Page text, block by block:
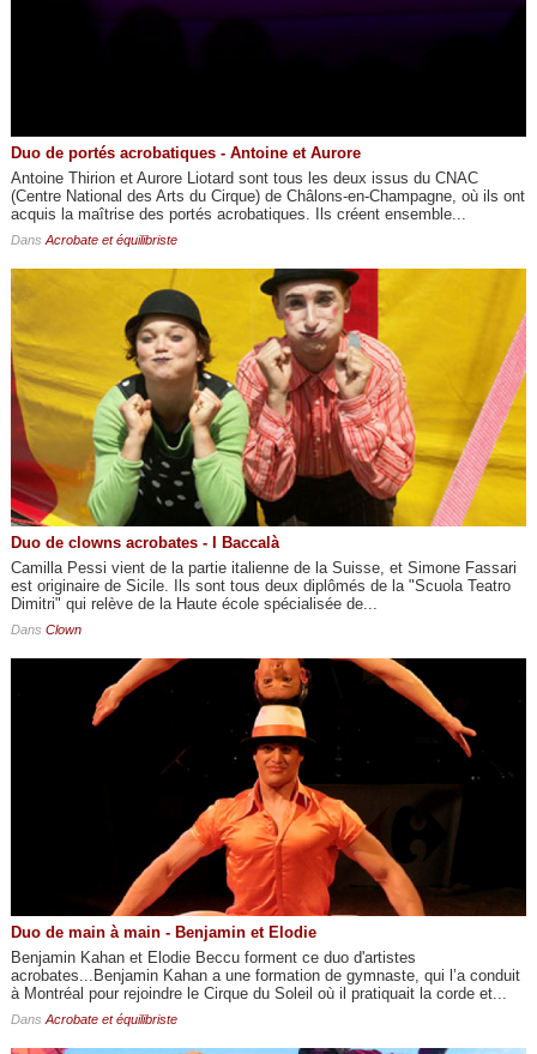
Duo de portés acrobatiques - Antoine et Aurore
Antoine Thirion et Aurore Liotard sont tous les deux issus du CNAC
(Centre National des Arts du Cirque) de Châlons-en-Champagne, où ils ont
acquis la maîtrise des portés acrobatiques. Ils créent ensemble...
Dans Acrobate et équilibriste
Duo de clowns acrobates - I Baccalà
Camilla Pessi vient de la partie italienne de la Suisse, et Simone Fassari
est originaire de Sicile. Ils sont tous deux diplômés de la "Scuola Teatro
Dimitri" qui relève de la Haute école spécialisée de...
Dans Clown
Duo de main à main - Benjamin et Elodie
Benjamin Kahan et Elodie Beccu forment ce duo d'artistes
acrobates...Benjamin Kahan a une formation de gymnaste, qui l’a conduit
à Montréal pour rejoindre le Cirque du Soleil où il pratiquait la corde et...
Dans Acrobate et équilibriste